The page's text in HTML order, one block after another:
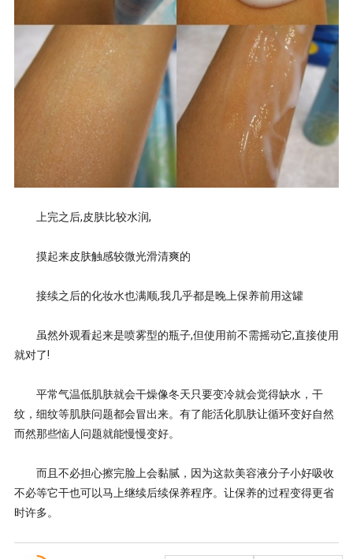
上完之后,皮肤比较水润,
摸起来皮肤触感较微光滑清爽的
接续之后的化妆水也满顺,我几乎都是晚上保养前用这罐
虽然外观看起来是喷雾型的瓶子,但使用前不需摇动它,直接使用
就对了!
平常气温低肌肤就会干燥像冬天只要变冷就会觉得缺水，干
纹，细纹等肌肤问题都会冒出来。有了能活化肌肤让循环变好自然
而然那些恼人问题就能慢慢变好。
而且不必担心擦完脸上会黏腻，因为这款美容液分子小好吸收
不必等它干也可以马上继续后续保养程序。让保养的过程变得更省
时许多。